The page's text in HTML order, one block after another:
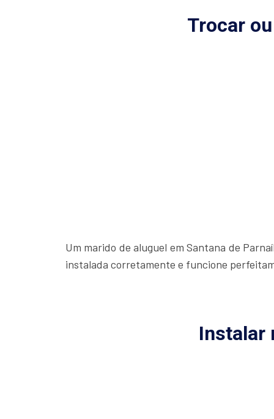
Trocar
Um marido de aluguel em Santana de
instalada corretamente e funcione
Instalar